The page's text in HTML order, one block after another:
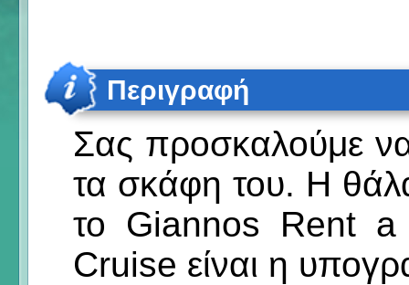
Περιγραφή
Σας προσκαλούμε να
τα σκάφη του. Η
το Giannos Rent
Cruise είναι η